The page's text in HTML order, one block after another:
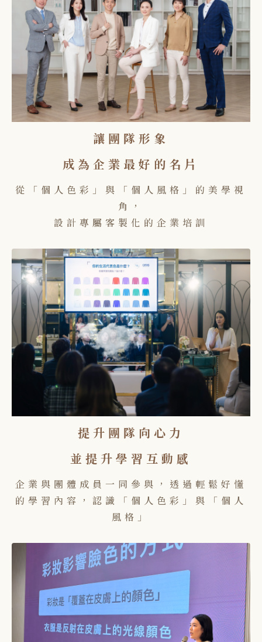
讓團隊形象
成為企業最好的名片
從「個人色彩」與「個人風格」的美學視
角，
設計專屬客製化的企業培訓
提升團隊向心力
並提升學習互動感
企業與團體成員一同參與，透過輕鬆好懂
的學習內容，認識「個人色彩」與「個人
風格」